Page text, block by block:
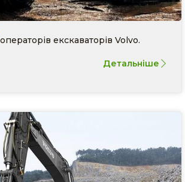
екскаваторів Volvo.
Детальніше